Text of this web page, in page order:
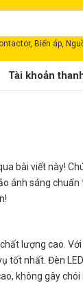
Biến áp,
Tài khoản
bài viết này!
ánh sáng
lượng cao.
tốt nhất. Đèn
không gây